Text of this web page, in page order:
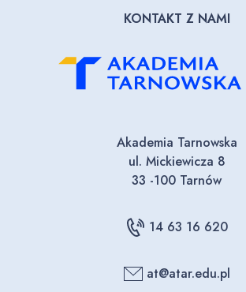
KONTAKT Z NAMI
Akademia Tarnowska
ul. Mickiewicza 8
33 -100 Tarnów
14 63 16 620
at@atar.edu.pl